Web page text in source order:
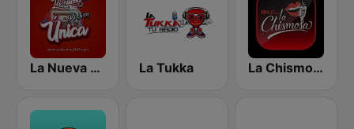
La Nueva Unica 94.5 FM La Tukka La Chismosa 104.1